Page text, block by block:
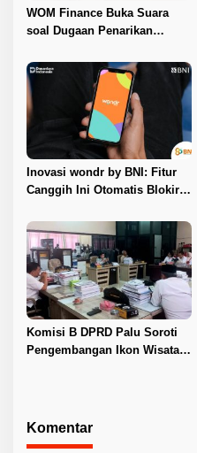
WOM Finance Buka Suara
soal Dugaan Penarikan
Proses Sesuai Ketentuan
Hukum
Inovasi wondr by BNI: Fitur
Canggih Ini Otomatis Blokir
Telepon
Komisi B DPRD Palu Soroti
Pengembangan Ikon Wisata
Komentar